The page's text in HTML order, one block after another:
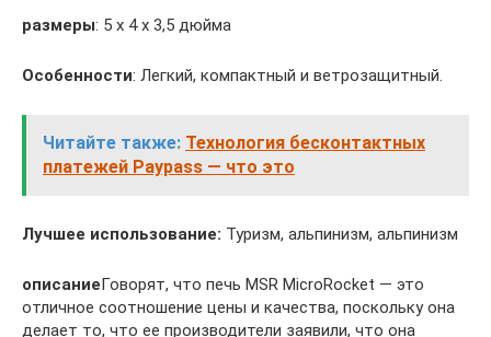
размеры: 5 х 4 х 3,5 дюйма
Особенности: Легкий, компактный и ветрозащитный.
Читайте также: Технология бесконтактных
платежей Paypass — что это
Лучшее использование: Туризм, альпинизм, альпинизм
описаниеГоворят, что печь MSR MicroRocket — это
отличное соотношение цены и качества, поскольку она
делает то, что ее производители заявили, что она